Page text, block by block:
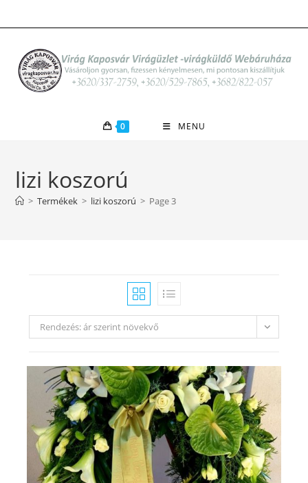
to
0 MENU
lizi koszorú
> Termékek > lizi koszorú > Page 3
Rendezés: ár szerint növekvő